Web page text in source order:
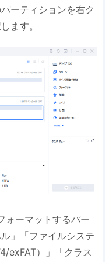
ーティションを右ク
ます。
ォーマットするパー
」「ファイルシステ
exFAT）」「クラス